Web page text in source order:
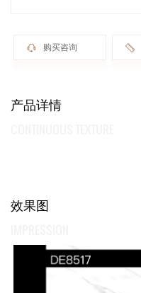
购买咨询
产品详情
效果图